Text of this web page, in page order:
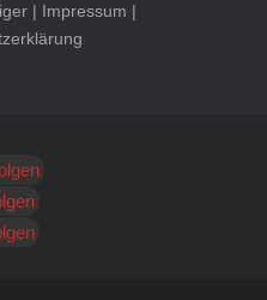
| Impressum |
Kundenbewertungen und Erfahrungen zu
SEHR GUT